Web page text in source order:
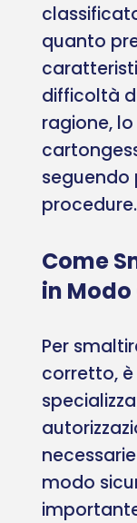
quanto
difficoltà
ragione,
seguendo
procedure.
Come
in
Per
corretto,
modo